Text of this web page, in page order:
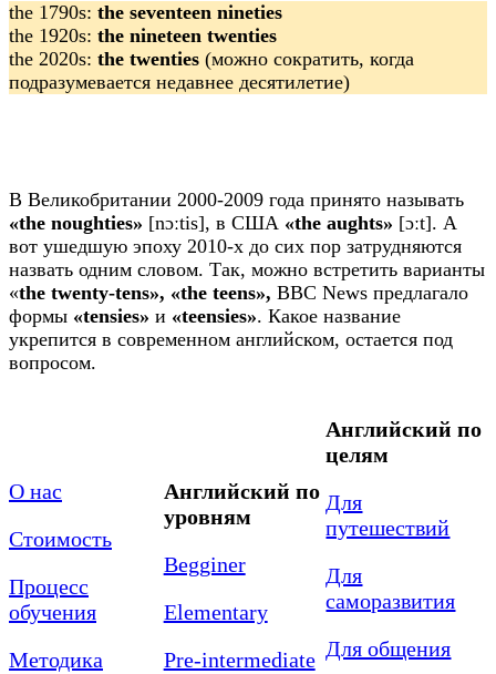
the 1790s: the seventeen nineties
the 1920s: the nineteen twenties
the 2020s: the twenties (можно сократить, когда
подразумевается недавнее десятилетие)
В Великобритании 2000-2009 года принято называть
«the noughties» [nɔːtis], в США «the aughts» [ɔːt]. А
вот ушедшую эпоху 2010-х до сих пор затрудняются
назвать одним словом. Так, можно встретить варианты
«the twenty-tens», «the teens», BBC News предлагало
формы «tensies» и «teensies». Какое название
укрепится в современном английском, остается под
вопросом.
О нас
Стоимость
Процесс
обучения
Методика
Английский по
уровням
Begginer
Elementary
Pre-intermediate
Английский по
целям
Для
путешествий
Для
саморазвития
Для общения